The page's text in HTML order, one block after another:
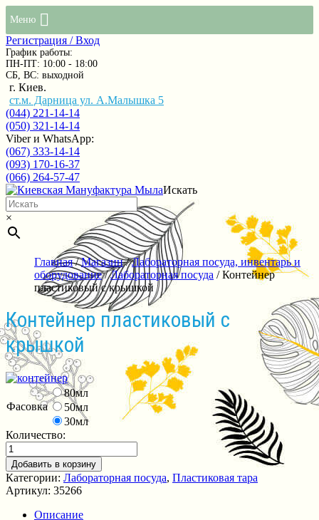
Меню
Регистрация / Вход
График работы:
ПН-ПТ: 10:00 - 18:00
СБ, ВС: выходной
г. Киев.
ст.м. Дарница ул. А.Малышка 5
(044) 221-14-14
(050) 321-14-14
Viber и WhatsApp:
(067) 333-14-14
(093) 170-16-37
(066) 264-57-47
Искать
×
Главная/Магазин/Лабораторная посуда, инвентарь и
оборудование/Лабораторная посуда / Контейнер
пластиковый с крышкой
Контейнер пластиковый с
крышкой
Фасовка
80мл
50мл
30мл
Количество:
Добавить в корзину
Категории: Лабораторная посуда, Пластиковая тара
Артикул: 35266
Описание